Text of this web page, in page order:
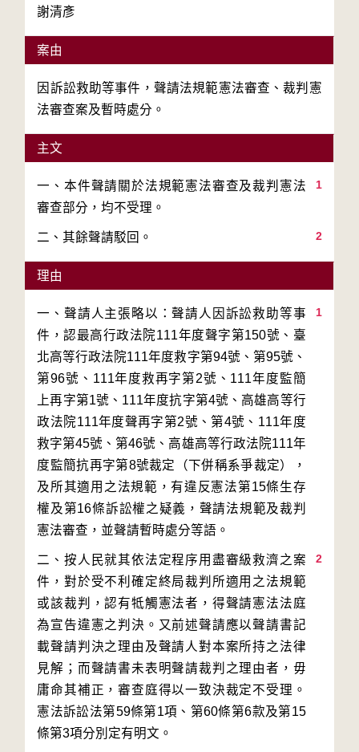
謝清彥
案由
因訴訟救助等事件，聲請法規範憲法審查、裁判憲
法審查案及暫時處分。
主文
1
一、本件聲請關於法規範憲法審查及裁判憲法
2
二、其餘聲請駁回。
理由
1
一、聲請人主張略以：聲請人因訴訟救助等事
件，認最高行政法院111年度聲字第150號、臺
北高等行政法院111年度救字第94號、第95號、
第96號、111年度救再字第2號、111年度監簡
上再字第1號、111年度抗字第4號、高雄高等行
政法院111年度聲再字第2號、第4號、111年度
救字第45號、第46號、高雄高等行政法院111年
度監簡抗再字第8號裁定（下併稱系爭裁定），
及所其適用之法規範，有違反憲法第15條生存
權及第16條訴訟權之疑義，聲請法規範及裁判
2
二、按人民就其依法定程序用盡審級救濟之案
件，對於受不利確定終局裁判所適用之法規範
或該裁判，認有牴觸憲法者，得聲請憲法法庭
為宣告違憲之判決。又前述聲請應以聲請書記
載聲請判決之理由及聲請人對本案所持之法律
見解；而聲請書未表明聲請裁判之理由者，毋
庸命其補正，審查庭得以一致決裁定不受理。
憲法訴訟法第59條第1項、第60條第6款及第15